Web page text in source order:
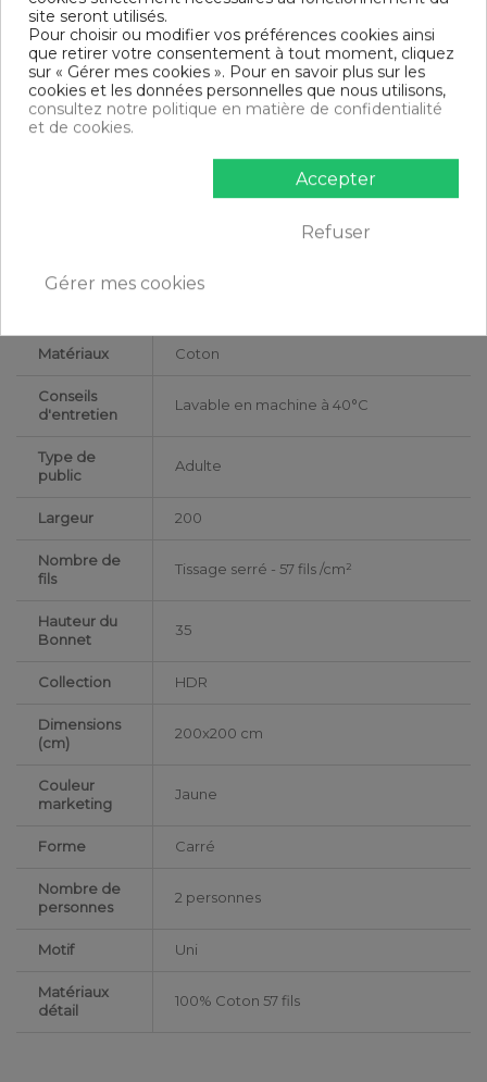
Drap housse
90 x 190-200 cm : 1 personne
140 x 190-200 cm : 1-2 personnes
160 x 200 cm : 2 personnes
180 x 200 cm : 2 personnes
200 x 200 cm : 2 personnes
Contenu
1 drap housse 200x200 cm + bonnet 35
Matériaux Coton
Conseils
d'entretien
Lavable en machine à 40°C
Type de
public
Adulte
Largeur 200
Nombre de
fils
Tissage serré - 57 fils /cm²
Hauteur du
Bonnet
35
Collection HDR
Dimensions
(cm)
200x200 cm
Couleur
marketing
Jaune
Forme Carré
Nombre de
personnes
2 personnes
Motif Uni
Matériaux
détail
100% Coton 57 fils
site seront utilisés.
Pour choisir ou modifier vos préférences cookies ainsi
que retirer votre consentement à tout moment, cliquez
sur « Gérer mes cookies ». Pour en savoir plus sur les
cookies et les données personnelles que nous utilisons,
consultez notre politique en matière de confidentialité
et de cookies.
Accepter
Refuser
Gérer mes cookies